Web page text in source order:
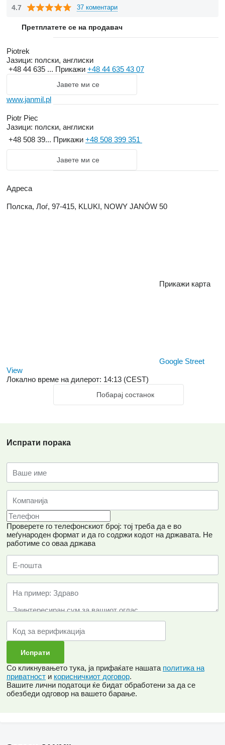
dwudziestoletnim doświadczeniem i najnowszą technologią
pozwala nam oferować produkty o najwyższym stopniu
niezawodności i jakości. Jesteśmy z wami od 1989r.
AKTUALNOŚCI
Informujemy, że od zeszłego miesiąca dostępna jest nowa gama
produktów z serii LIGHT. Naczepy posiadają nowatorską
konstrukcję pozwalającą zmniejszyć masę własną produktu
przy zachowaniu dotychczasowej wytrzymałości. Dokładne
informacje znajdą państwo w panelu oferta.
4.7 37 коментари
Претплатете се на продавач
Piotrek
Јазици: полски, англиски
+48 44 635 ... Прикажи +48 44 635 43 07
Јавете ми се
www.janmil.pl
Piotr Piec
Јазици: полски, англиски
+48 508 39... Прикажи +48 508 399 351
Јавете ми се
Адреса
Полска, Лоѓ, 97-415, KLUKI, NOWY JANÓW 50
Прикажи карта
Google Street
View
Локално време на дилерот: 14:13 (CEST)
Побарај состанок
Испрати порака
Проверете го телефонскиот број: тој треба да е во
меѓународен формат и да го содржи кодот на државата. Не
работиме со оваа држава
Со кликнувањето тука, ја прифаќате нашата политика на
приватност и корисничкиот договор.
Вашите лични податоци ќе бидат обработени за да се
обезбеди одговор на вашето барање.